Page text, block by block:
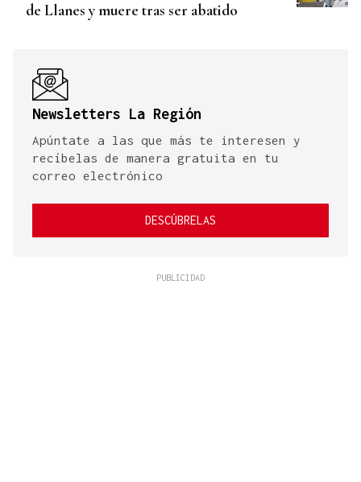
de Llanes y muere tras ser abatido
Newsletters La Región
Apúntate a las que más te interesen y
recíbelas de manera gratuita en tu
correo electrónico
DESCÚBRELAS